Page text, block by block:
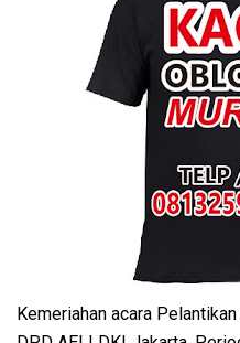
Kemeriahan acara